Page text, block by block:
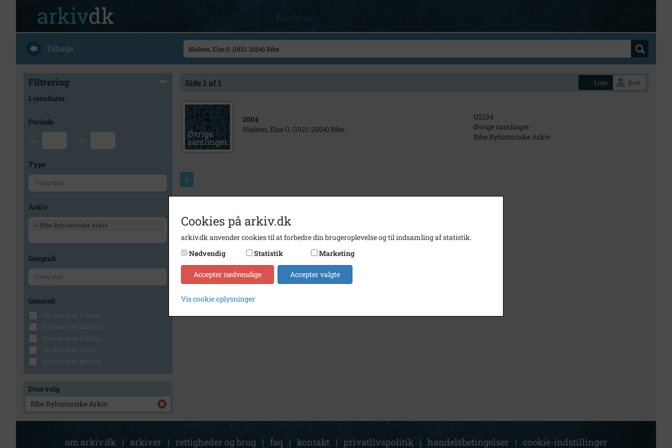
Tilbage
Filtrering
1 resultater
Periode
Fra Til
Type
Arkiv
× Ribe Byhistoriske Arkiv
Geografi
Generelt
Vis kun med billeder
Vis kun med filmklip
Vis kun med lydklip
Vis kun med kilder
Vis kun med geo-tag
Dine valg
Ribe Byhistoriske Arkiv
Side 1 af 1 Liste Kort
2004
Nielsen, Else O. (1921-2004) Ribe
U2134
Øvrige samlinger
Ribe Byhistoriske Arkiv
1
om arkiv.dk | arkiver | rettigheder og brug | faq | kontakt | privatlivspolitik | handelsbetingelser | cookie-indstillinger
Cookies på arkiv.dk
arkiv.dk anvender cookies til at forbedre din brugeroplevelse og til indsamling af statistik.
Nødvendig
Statistik Marketing
Accepter nødvendige Accepter valgte
Vis cookie oplysninger